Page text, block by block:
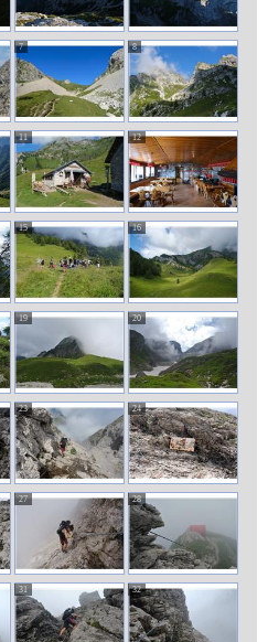
7 8
11 12
15 16
19 20
23 24
27 28
31 32